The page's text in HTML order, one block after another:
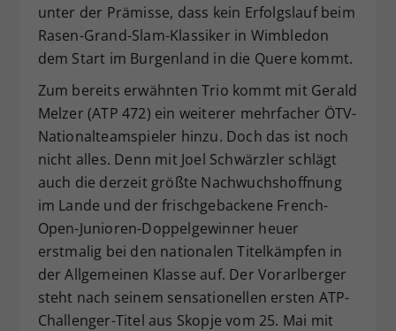
unter der Prämisse, dass kein Erfolgslauf beim
Rasen-Grand-Slam-Klassiker in Wimbledon
dem Start im Burgenland in die Quere kommt.
Zum bereits erwähnten Trio kommt mit Gerald
Melzer (ATP 472) ein weiterer mehrfacher ÖTV-
Nationalteamspieler hinzu. Doch das ist noch
nicht alles. Denn mit Joel Schwärzler schlägt
auch die derzeit größte Nachwuchshoffnung
im Lande und der frischgebackene French-
Open-Junioren-Doppelgewinner heuer
erstmalig bei den nationalen Titelkämpfen in
der Allgemeinen Klasse auf. Der Vorarlberger
steht nach seinem sensationellen ersten ATP-
Challenger-Titel aus Skopje vom 25. Mai mit